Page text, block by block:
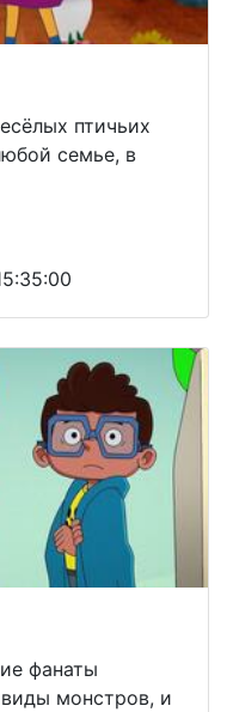
птичьих
семье, в
фанаты
монстров, и